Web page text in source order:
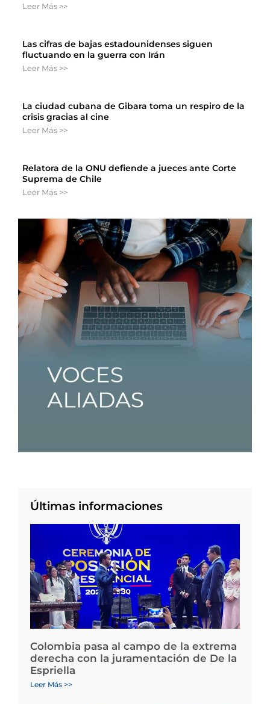
Leer Más >>
Las cifras de bajas estadounidenses siguen
fluctuando en la guerra con Irán
Leer Más >>
La ciudad cubana de Gibara toma un respiro de la
crisis gracias al cine
Leer Más >>
Relatora de la ONU defiende a jueces ante Corte
Suprema de Chile
Leer Más >>
Últimas informaciones
Colombia pasa al campo de la extrema
derecha con la juramentación de De la
Espriella
Leer Más >>